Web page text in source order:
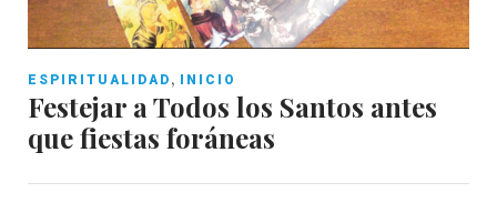
ESPIRITUALIDAD , INICIO
Festejar a Todos los Santos antes
que fiestas foráneas